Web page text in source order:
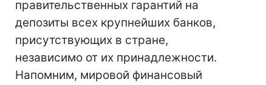
правительственных гарантий на
депозиты всех крупнейших банков,
присутствующих в стране,
независимо от их принадлежности.
Напомним, мировой финансовый